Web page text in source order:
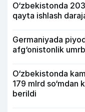
O‘zbekistonda
qayta ishlash
Germaniyada
afg‘onistonlik
O‘zbekistonda
179 mlrd so‘mdan
berildi